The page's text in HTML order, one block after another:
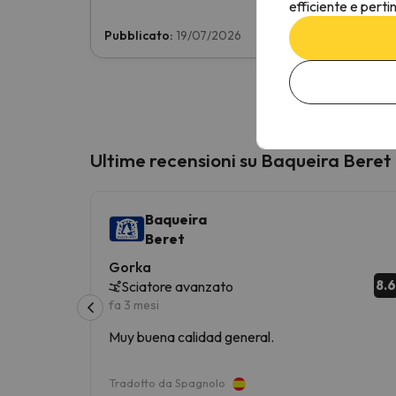
Pubblicato: 19/07/2026
Ultime recensioni su Baqueira Beret
Baqueira
Beret
Gorka
Sciatore avanzato
fa 3 mesi
8.6
Muy buena calidad general.
Tradotto da Spagnolo
efficiente e